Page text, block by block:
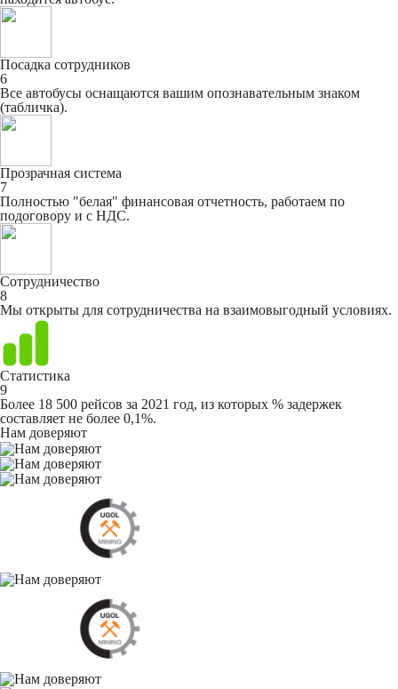
Посадка сотрудников
6
Все автобусы оснащаются вашим опознавательным знаком
(табличка).
Прозрачная система
7
Полностью "белая" финансовая отчетность, работаем по
подоговору и с НДС.
Сотрудничество
8
Мы открыты для сотрудничества на взаимовыгодный условиях.
Статистика
9
Более 18 500 рейсов за 2021 год, из которых % задержек
составляет не более 0,1%.
Нам доверяют